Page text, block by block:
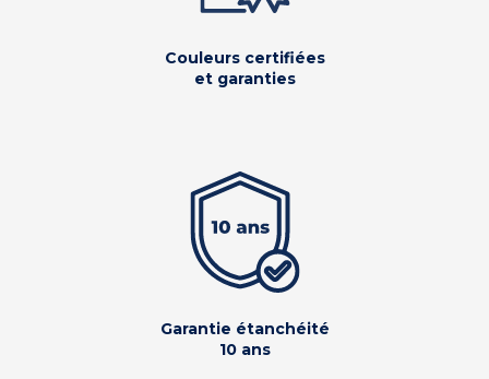
Couleurs certifiées
et garanties
Garantie étanchéité
10 ans